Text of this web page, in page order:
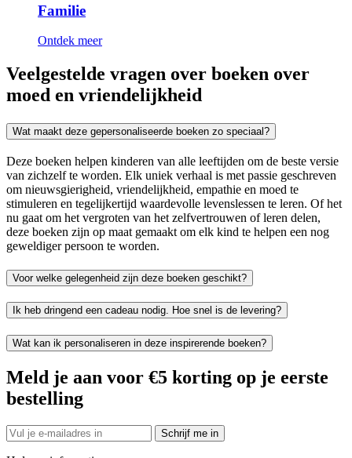
Familie
Ontdek meer
Veelgestelde vragen over boeken over
moed en vriendelijkheid
Wat maakt deze gepersonaliseerde boeken zo speciaal?
Deze boeken helpen kinderen van alle leeftijden om de beste versie
van zichzelf te worden. Elk uniek verhaal is met passie geschreven
om nieuwsgierigheid, vriendelijkheid, empathie en moed te
stimuleren en tegelijkertijd waardevolle levenslessen te leren. Of het
nu gaat om het vergroten van het zelfvertrouwen of leren delen,
deze boeken zijn op maat gemaakt om elk kind te helpen een nog
geweldiger persoon te worden.
Voor welke gelegenheid zijn deze boeken geschikt?
Ik heb dringend een cadeau nodig. Hoe snel is de levering?
Wat kan ik personaliseren in deze inspirerende boeken?
Meld je aan voor €5 korting op je eerste
bestelling
Schrijf me in